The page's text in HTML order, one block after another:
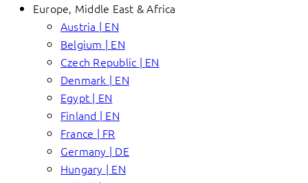
Europe, Middle East & Africa
Austria | EN
Belgium | EN
Czech Republic | EN
Denmark | EN
Egypt | EN
Finland | EN
France | FR
Germany | DE
Hungary | EN